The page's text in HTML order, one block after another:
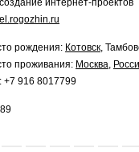
создание интернет-проектов
рождения: Котовск,
проживания: Москва,
+7 916 8017799